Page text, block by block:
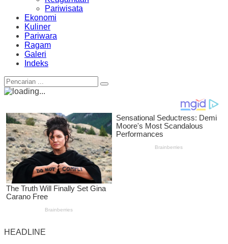
Pariwisata
Ekonomi
Kuliner
Pariwara
Ragam
Galeri
Indeks
HEADLINE